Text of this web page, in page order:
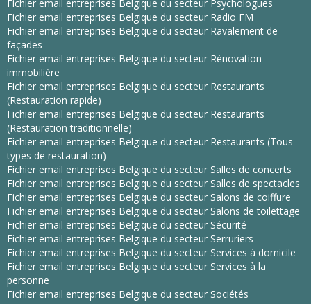
Fichier email entreprises Belgique du secteur Psychologues
Fichier email entreprises Belgique du secteur Radio FM
Fichier email entreprises Belgique du secteur Ravalement de
façades
Fichier email entreprises Belgique du secteur Rénovation
immobilière
Fichier email entreprises Belgique du secteur Restaurants
(Restauration rapide)
Fichier email entreprises Belgique du secteur Restaurants
(Restauration traditionnelle)
Fichier email entreprises Belgique du secteur Restaurants (Tous
types de restauration)
Fichier email entreprises Belgique du secteur Salles de concerts
Fichier email entreprises Belgique du secteur Salles de spectacles
Fichier email entreprises Belgique du secteur Salons de coiffure
Fichier email entreprises Belgique du secteur Salons de toilettage
Fichier email entreprises Belgique du secteur Sécurité
Fichier email entreprises Belgique du secteur Serruriers
Fichier email entreprises Belgique du secteur Services à domicile
Fichier email entreprises Belgique du secteur Services à la
personne
Fichier email entreprises Belgique du secteur Sociétés